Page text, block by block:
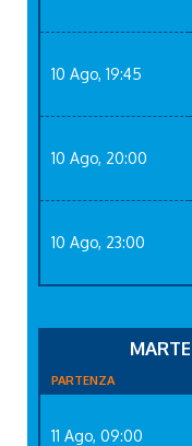
10 Ago, 19:45
10 Ago, 20:00
10 Ago, 23:00
PARTENZA
11 Ago, 09:00